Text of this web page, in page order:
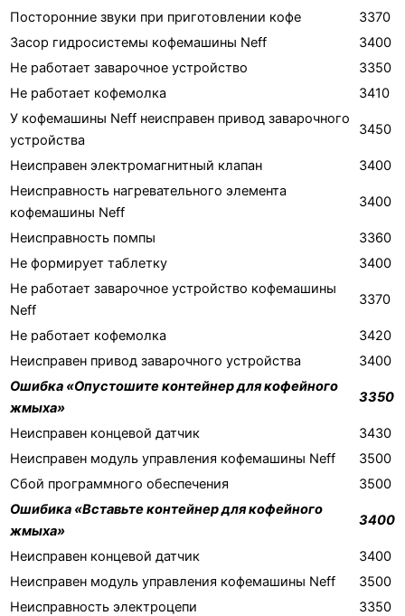
Посторонние звуки при приготовлении кофе
3370
Засор гидросистемы кофемашины Neff
3400
Не работает заварочное устройство
3350
Не работает кофемолка
3410
У кофемашины Neff неисправен привод заварочного
устройства
3450
Неисправен электромагнитный клапан
3400
Неисправность нагревательного элемента
кофемашины Neff
3400
Неисправность помпы
3360
Не формирует таблетку
3400
Не работает заварочное устройство кофемашины
Neff
3370
Не работает кофемолка
3420
Неисправен привод заварочного устройства
3400
Ошибка «Опустошите контейнер для кофейного
жмыха»
3350
Неисправен концевой датчик
3430
Неисправен модуль управления кофемашины Neff
3500
Сбой программного обеспечения
3500
Ошибика «Вставьте контейнер для кофейного
жмыха»
3400
Неисправен концевой датчик
3400
Неисправен модуль управления кофемашины Neff
3500
Неисправность электроцепи
3350